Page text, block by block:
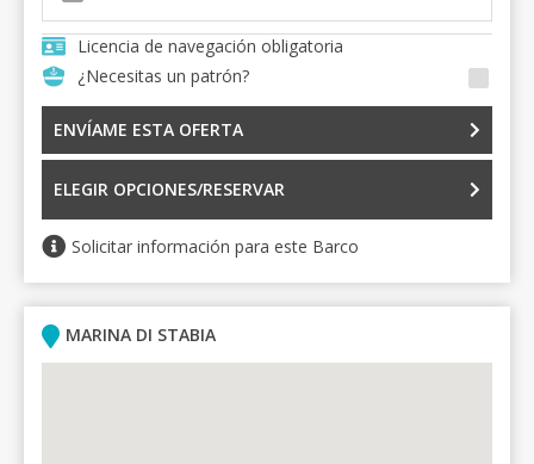
Licencia de navegación obligatoria
¿Necesitas un patrón?
ENVÍAME ESTA OFERTA
ELEGIR OPCIONES/RESERVAR
Solicitar información para este Barco
MARINA DI STABIA